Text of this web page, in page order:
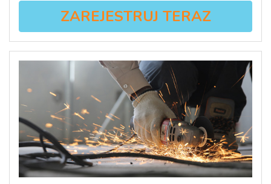
ZAREJESTRUJ TERAZ